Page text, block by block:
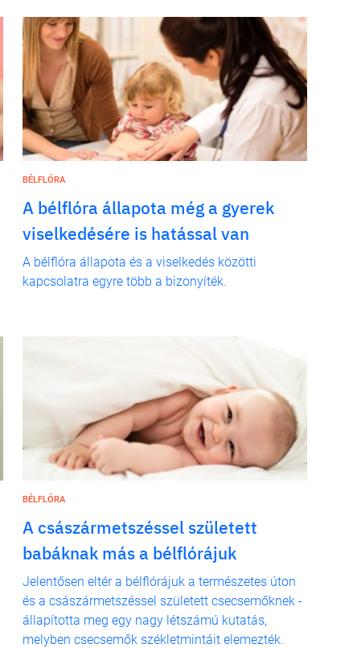
BÉLFLÓRA
A bélflóra állapota még a gyerek
viselkedésére is hatással van
A bélflóra állapota és a viselkedés közötti
kapcsolatra egyre több a bizonyíték.
BÉLFLÓRA
A császármetszéssel született
babáknak más a bélflórájuk
Jelentősen eltér a bélflórájuk a természetes úton
és a császármetszéssel született csecsemőknek -
állapította meg egy nagy létszámú kutatás,
melyben csecsemők székletmintáit elemezték.